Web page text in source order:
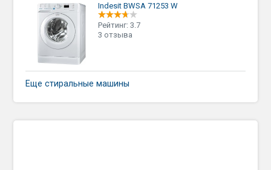
Indesit BWSA 71253 W
Рейтинг: 3.7
3 отзыва
Еще стиральные машины